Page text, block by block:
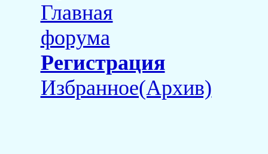
Главная
форума
Регистрация
Избранное(Архив)